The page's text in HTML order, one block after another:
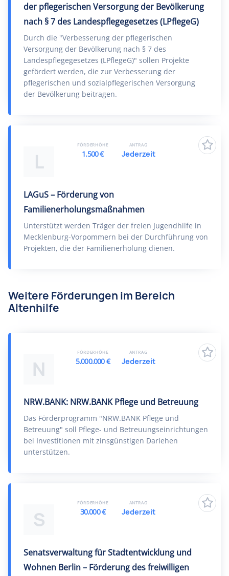
der pflegerischen Versorgung der Bevölkerung
nach § 7 des Landespflegegesetzes (LPflegeG)
Durch die "Verbesserung der pflegerischen
Versorgung der Bevölkerung nach § 7 des
Landespflegegesetzes (LPflegeG)" sollen Projekte
gefördert werden, die zur Verbesserung der
pflegerischen und sozialpflegerischen Versorgung
der Bevölkerung beitragen.
L
LAGuS – Förderung von
Familienerholungsmaßnahmen
Unterstützt werden Träger der freien Jugendhilfe in
Mecklenburg-Vorpommern bei der Durchführung von
Projekten, die der Familienerholung dienen.
FÖRDERHÖHE
1.500 €
ANTRAG
Jederzeit
Weitere Förderungen im Bereich
Altenhilfe
N
NRW.BANK: NRW.BANK Pflege und Betreuung
Das Förderprogramm "NRW.BANK Pflege und
Betreuung" soll Pflege- und Betreuungseinrichtungen
bei Investitionen mit zinsgünstigen Darlehen
unterstützen.
FÖRDERHÖHE
5.000.000 €
ANTRAG
Jederzeit
S
Senatsverwaltung für Stadtentwicklung und
Wohnen Berlin – Förderung des freiwilligen
FÖRDERHÖHE
30.000 €
ANTRAG
Jederzeit